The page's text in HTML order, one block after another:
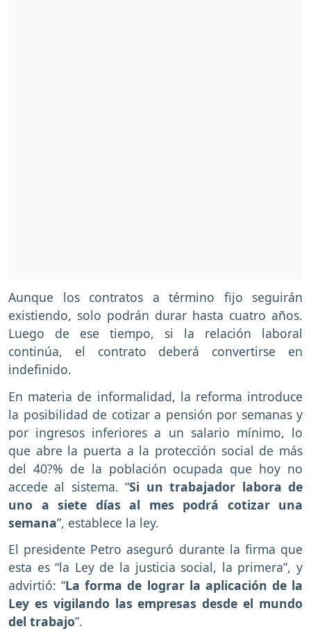
Aunque los contratos a término fijo seguirán
existiendo, solo podrán durar hasta cuatro años.
Luego de ese tiempo, si la relación laboral
continúa, el contrato deberá convertirse en
indefinido.
En materia de informalidad, la reforma introduce
la posibilidad de cotizar a pensión por semanas y
por ingresos inferiores a un salario mínimo, lo
que abre la puerta a la protección social de más
del 40?% de la población ocupada que hoy no
accede al sistema. “Si un trabajador labora de
uno a siete días al mes podrá cotizar una
semana”, establece la ley.
El presidente Petro aseguró durante la firma que
esta es “la Ley de la justicia social, la primera”, y
advirtió: “La forma de lograr la aplicación de la
Ley es vigilando las empresas desde el mundo
del trabajo”.